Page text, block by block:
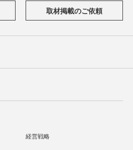
取材掲載のご依頼
経営戦略